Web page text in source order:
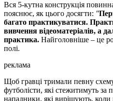
Вся 5-кутна конструкція
пояснює, як цього досягти: "
багато практикуватися.
вивчення відеоматеріалів, а
практика. Найголовніше – це
полі.
реклама
Щоб гравці тримали певну
футболісти, які стежитимуть за
нападники, які вирішують, коли